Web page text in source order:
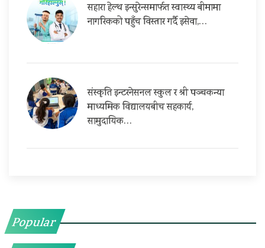
सहारा हेल्थ इन्सुरेन्समार्फत स्वास्थ्य बीमामा
नागरिकको पहुँच विस्तार गर्दै इसेवा,…
संस्कृति इन्टरनेसनल स्कुल र श्री पञ्चकन्या
माध्यमिक विद्यालयबीच सहकार्य,
सामुदायिक…
Popular